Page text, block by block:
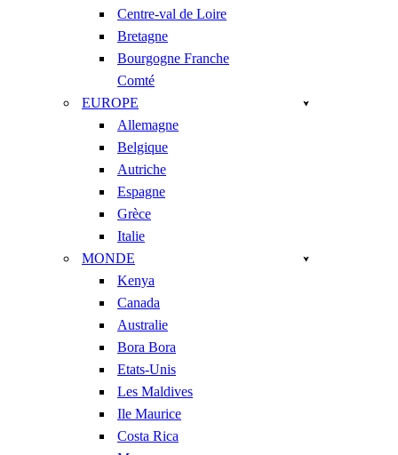
Centre-val de Loire
Bretagne
Bourgogne Franche
Comté
EUROPE
Allemagne
Belgique
Autriche
Espagne
Grèce
Italie
MONDE
Kenya
Canada
Australie
Bora Bora
Etats-Unis
Les Maldives
Ile Maurice
Costa Rica